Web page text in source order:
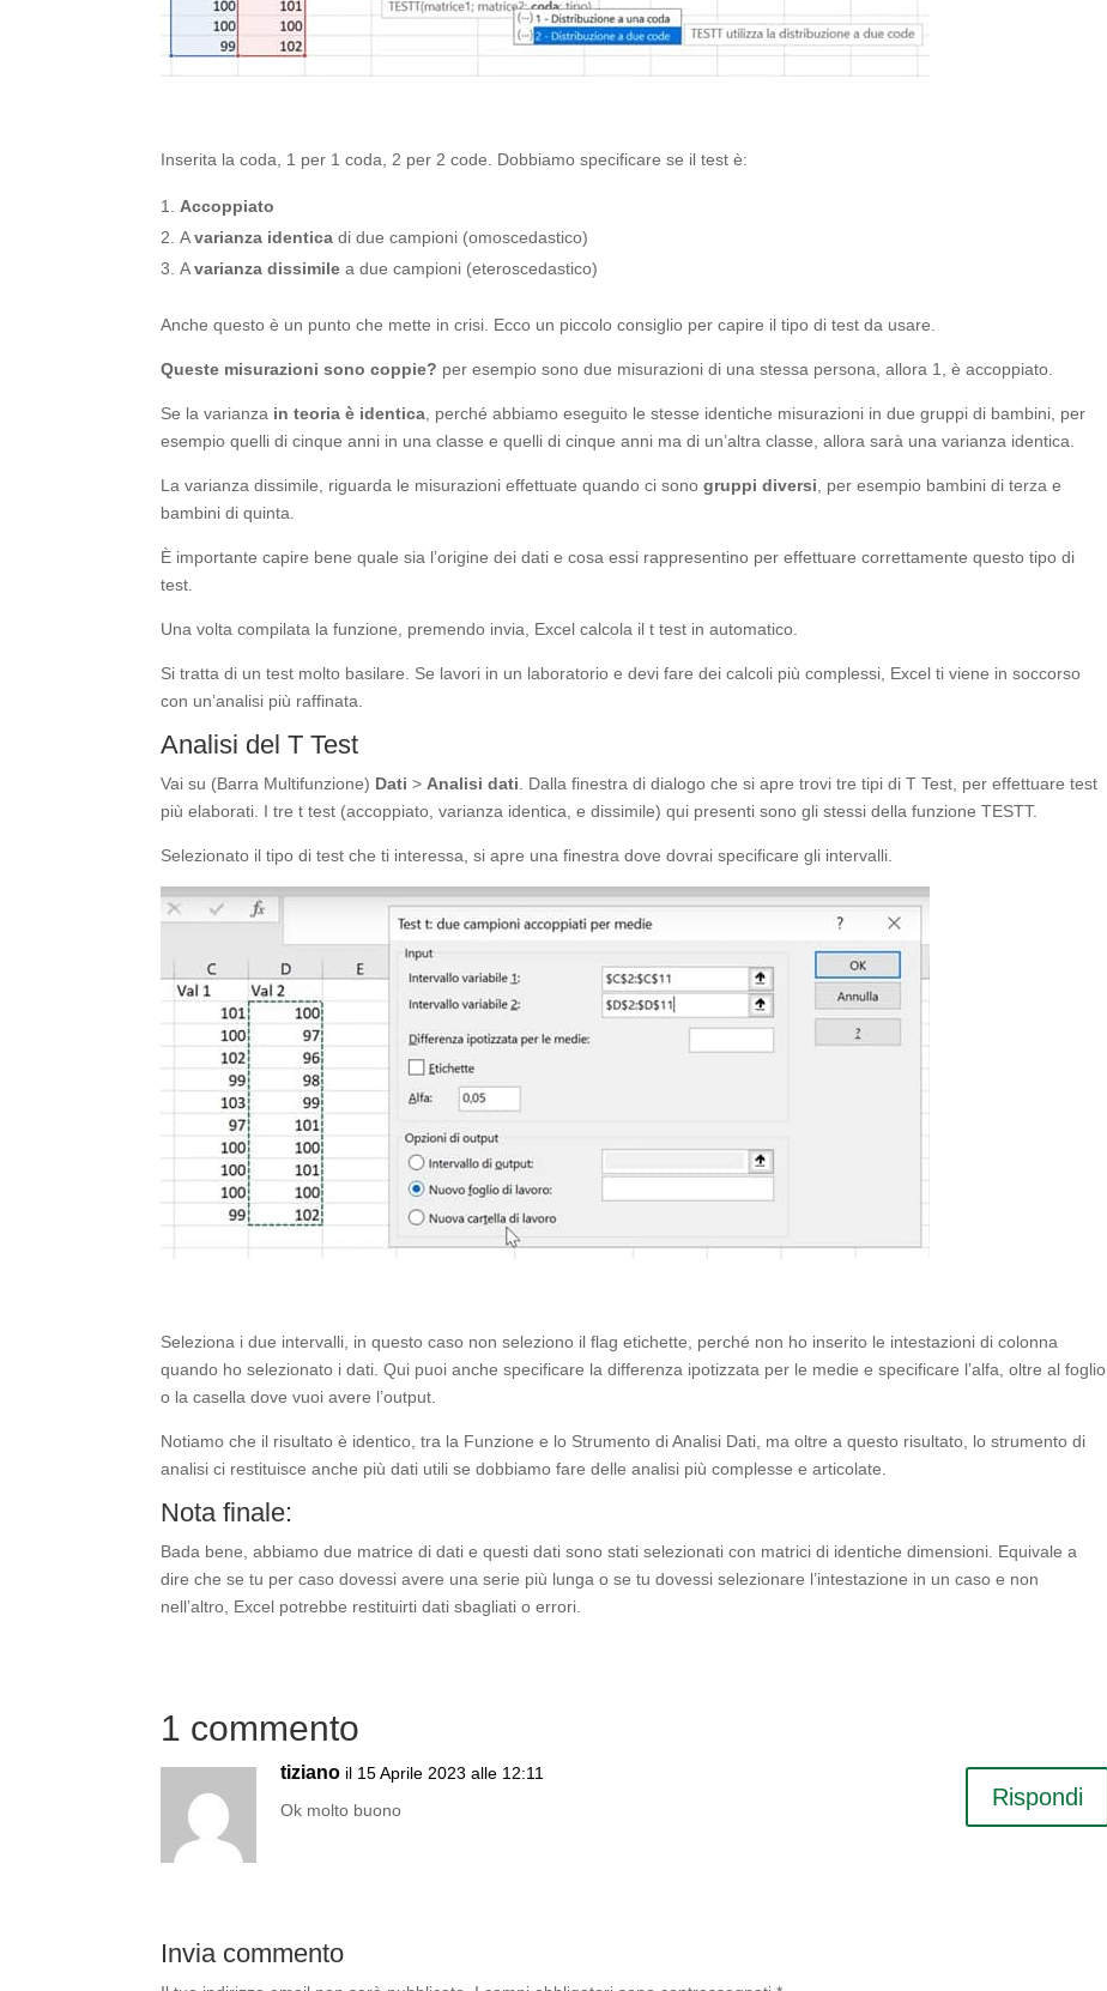
Inserita la coda, 1 per 1 coda, 2 per 2 code. Dobbiamo specificare se il test è:
Accoppiato
Avarianza identica di due campioni (omoscedastico)
Avarianza dissimile a due campioni (eteroscedastico)
Anche questo è un punto che mette in crisi. Ecco un piccolo consiglio per capire il tipo di test da usare.
Queste misurazioni sono coppie? per esempio sono due misurazioni di una stessa persona, allora 1, è accoppiato.
Se la varianza in teoria è identica, perché abbiamo eseguito le stesse identiche misurazioni in due gruppi di bambini, per
esempio quelli di cinque anni in una classe e quelli di cinque anni ma di un’altra classe, allora sarà una varianza identica.
La varianza dissimile, riguarda le misurazioni effettuate quando ci sonogruppi diversi, per esempio bambini di terza e
bambini di quinta.
È importante capire bene quale sia l’origine dei dati e cosa essi rappresentino per effettuare correttamente questo tipo di
test.
Una volta compilata la funzione, premendo invia, Excel calcola il t test in automatico.
Si tratta di un test molto basilare. Se lavori in un laboratorio e devi fare dei calcoli più complessi, Excel ti viene in soccorso
con un’analisi più raffinata.
Analisi del T Test
Vai su (Barra Multifunzione) Dati >Analisi dati. Dalla finestra di dialogo che si apre trovi tre tipi di T Test, per effettuare test
più elaborati. I tre t test (accoppiato, varianza identica, e dissimile) qui presenti sono gli stessi della funzione TESTT.
Selezionato il tipo di test che ti interessa, si apre una finestra dove dovrai specificare gli intervalli.
Seleziona i due intervalli, in questo caso non seleziono il flag etichette, perché non ho inserito le intestazioni di colonna
quando ho selezionato i dati. Qui puoi anche specificare la differenza ipotizzata per le medie e specificare l’alfa, oltre al foglio
o la casella dove vuoi avere l’output.
Notiamo che il risultato è identico, tra la Funzione e lo Strumento di Analisi Dati, ma oltre a questo risultato, lo strumento di
analisi ci restituisce anche più dati utili se dobbiamo fare delle analisi più complesse e articolate.
Nota finale:
Bada bene, abbiamo due matrice di dati e questi dati sono stati selezionati con matrici di identiche dimensioni. Equivale a
dire che se tu per caso dovessi avere una serie più lunga o se tu dovessi selezionare l’intestazione in un caso e non
nell’altro, Excel potrebbe restituirti dati sbagliati o errori.
1 commento
tiziano il 15 Aprile 2023 alle 12:11
Ok molto buono
Rispondi
Invia commento